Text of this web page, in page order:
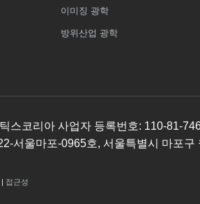
이미징 광학
방위산업 광학
스코리아 사업자 등록번호: 110-81-
서울마포-0965호, 서울특별시 마포구
| 접근성